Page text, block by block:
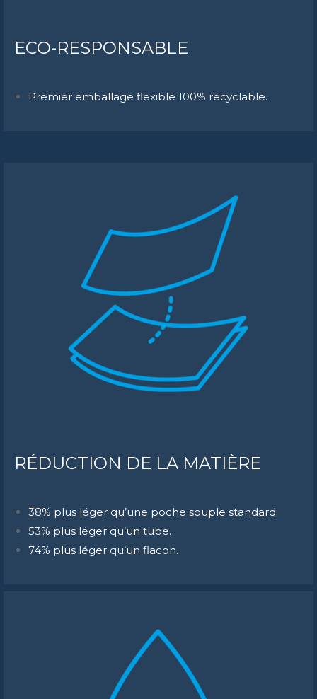
ECO-RESPONSABLE
Premier emballage flexible 100% recyclable.
RÉDUCTION DE LA MATIÈRE
38% plus léger qu’une poche souple standard.
53% plus léger qu’un tube.
74% plus léger qu’un flacon.